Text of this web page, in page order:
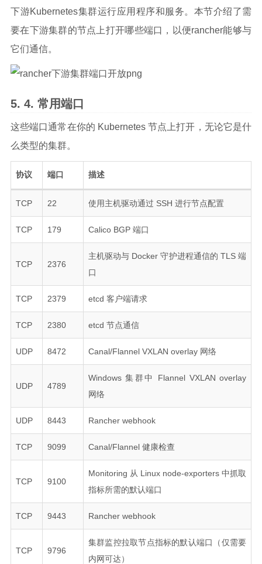
下游Kubernetes集群运行应用程序和服务。本节介绍了需
要在下游集群的节点上打开哪些端口，以便rancher能够与
它们通信。
常用端口
这些端口通常在你的 Kubernetes 节点上打开，无论它是什
么类型的集群。
协议 端口 描述
TCP 22 使用主机驱动通过 SSH 进行节点配置
TCP 179 Calico BGP 端口
TCP 2376
主机驱动与 Docker 守护进程通信的 TLS 端
口
TCP 2379 etcd 客户端请求
TCP 2380 etcd 节点通信
UDP 8472 Canal/Flannel VXLAN overlay 网络
UDP 4789
Windows 集群中 Flannel VXLAN overlay
网络
UDP 8443 Rancher webhook
TCP 9099 Canal/Flannel 健康检查
TCP 9100
Monitoring 从 Linux node-exporters 中抓取
指标所需的默认端口
TCP 9443 Rancher webhook
TCP 9796
集群监控拉取节点指标的默认端口（仅需要
内网可达）